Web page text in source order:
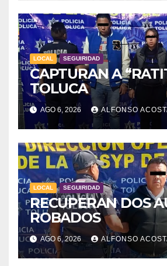
LOCAL SEGUIRIDAD
CAPTURAN A
TOLUCA
AGO 6, 2026 ALFONSO
LOCAL SEGUIRIDAD
RECUPERAN DOS
ROBADOS
AGO 6, 2026 ALFONSO